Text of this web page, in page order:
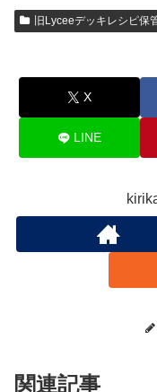
旧Lyceeデッキレシピ保
X
LINE
関連記事